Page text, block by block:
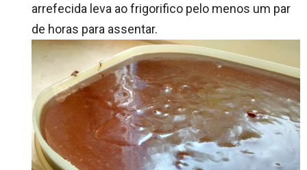
arrefecida leva ao frigorifico pelo menos um par
de horas para assentar.